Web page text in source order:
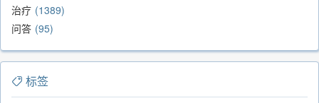
治疗 1389
问答 95
标签